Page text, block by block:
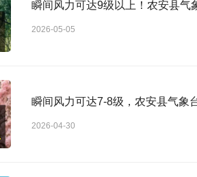
瞬间风力可达9级以上！农安县气
2026-05-05
瞬间风力可达7-8级，农安县气象
2026-04-30